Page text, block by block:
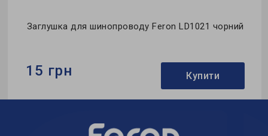
Заглушка для шинопроводу Feron LD1021 чорний
15 грн Купити